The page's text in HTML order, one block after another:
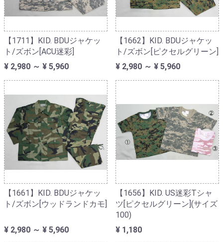
【1711】KID. BDUジャケッ
ト/ズボン[ACU迷彩]
¥ 2,980 ～ ¥ 5,960
【1662】KID. BDUジャケッ
ト/ズボン[ピクセルグリーン]
¥ 2,980 ～ ¥ 5,960
【1661】KID. BDUジャケッ
ト/ズボン[ウッドランドカモ]
¥ 2,980 ～ ¥ 5,960
【1656】KID. US迷彩Tシャ
ツ[ピクセルグリーン](サイズ
100)
¥ 1,180